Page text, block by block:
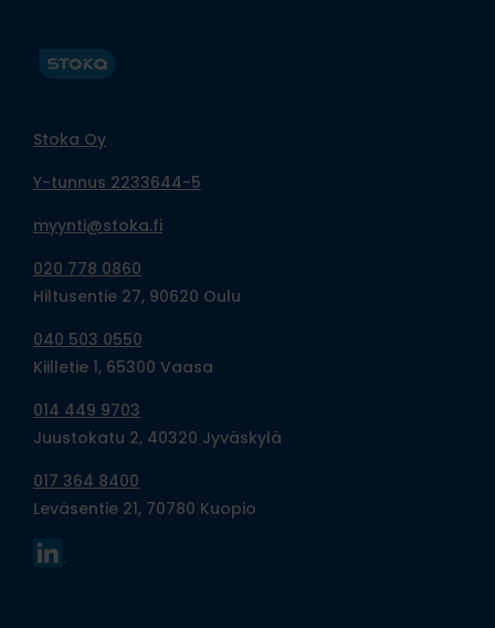
Stoka Oy
Y-tunnus 2233644-5
myynti@stoka.fi
020 778 0860
Hiltusentie 27, 90620 Oulu
040 503 0550
Kiilletie 1, 65300 Vaasa
014 449 9703
Juustokatu 2, 40320 Jyväskylä
017 364 8400
Leväsentie 21, 70780 Kuopio